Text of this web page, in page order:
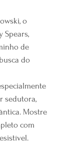
o
Spears,
de
do
sedutora,
Mostre
com